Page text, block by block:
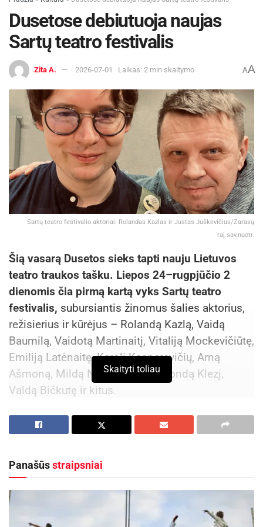
Dusetose debiutuoja naujas
Sartų teatro festivalis
Zita A. 2026-07-01 Laikas: 2 min skaitymo AA
Sartų teatro festivalio aktoriai: Rolandas Kazlas ir Justas Juškevičius/Zarasų
raj.sav.nuotr.
Šią vasarą Dusetos sieks tapti nauju Lietuvos
teatro traukos tašku. Liepos 24–rugpjūčio 2
dienomis čia pirmą kartą vyks Sartų teatro
festivalis, subursiantis žinomus šalies aktorius,
režisierius ir kūrėjus – Rolandą Kazlą, Vaidą
Baumilą, Vaidotą Martinaitį, Vitaliją Mockevičiūtę,
Emiliją Latėnaitę, Karolį Kasperavičių, Arną
Ašmoną, Mildą Noreikaitę, Raimondą Klezį,
Valdą Bičkutę ir kitus.
Dešimties dienų festivalio programoje numatyti
septyni spektakliai, susitikimai su kūrėjais,
taip, kad joje sau artimą spektaklį atrastų
teatro mėgėjų iki komedijų ar jaunimui skirtų
pasirodymų. Net trys festivalio programos
Skaityti toliau
Panašūsstraipsniai